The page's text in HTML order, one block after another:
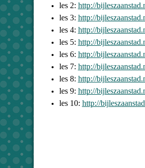
les 2: http://
les 3: http://
les 4: http://
les 5: http://
les 6: http://
les 7: http://
les 8: http://
les 9: http://
les 10: http://